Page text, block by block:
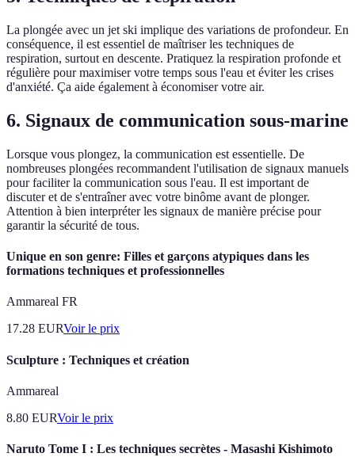
La plongée avec un jet ski implique des variations de profondeur. En
conséquence, il est essentiel de maîtriser les techniques de
respiration, surtout en descente. Pratiquez la respiration profonde et
régulière pour maximiser votre temps sous l'eau et éviter les crises
d'anxiété. Ça aide également à économiser votre air.
6. Signaux de communication sous-marine
Lorsque vous plongez, la communication est essentielle. De
nombreuses plongées recommandent l'utilisation de signaux manuels
pour faciliter la communication sous l'eau. Il est important de
discuter et de s'entraîner avec votre binôme avant de plonger.
Attention à bien interpréter les signaux de manière précise pour
garantir la sécurité de tous.
Unique en son genre: Filles et garçons atypiques dans les
formations techniques et professionnelles
Ammareal FR
17.28 EURVoir le prix
Sculpture : Techniques et création
Ammareal
8.80 EURVoir le prix
Naruto Tome I : Les techniques secrètes - Masashi Kishimoto